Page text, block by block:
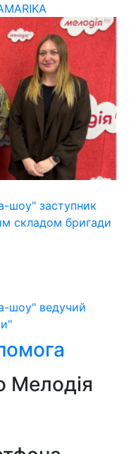
шоу" заступник
складом бригади
шоу" ведучий
Мелодія